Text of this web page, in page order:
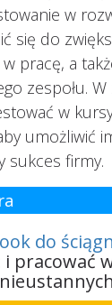
w
się do
w pracę, a
zespołu.
w
umożliwić
sukces firmy.
do
i pracować